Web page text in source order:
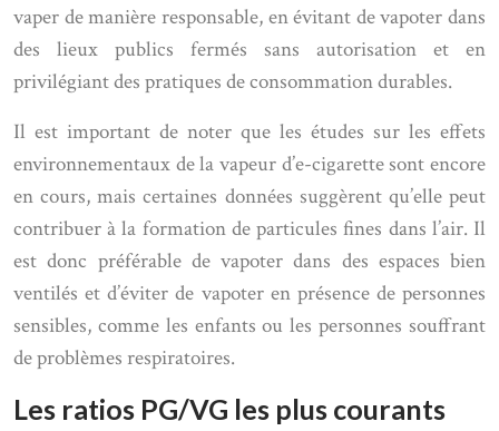
vaper de manière responsable, en évitant de vapoter dans
des lieux publics fermés sans autorisation et en
privilégiant des pratiques de consommation durables.
Il est important de noter que les études sur les effets
environnementaux de la vapeur d’e-cigarette sont encore
en cours, mais certaines données suggèrent qu’elle peut
contribuer à la formation de particules fines dans l’air. Il
est donc préférable de vapoter dans des espaces bien
ventilés et d’éviter de vapoter en présence de personnes
sensibles, comme les enfants ou les personnes souffrant
de problèmes respiratoires.
Les ratios PG/VG les plus courants